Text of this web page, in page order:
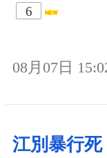
6
08月07日
江別暴行